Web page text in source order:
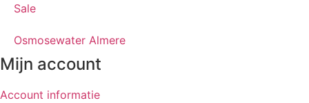
Sale
Osmosewater Almere
Mijn account
Account informatie